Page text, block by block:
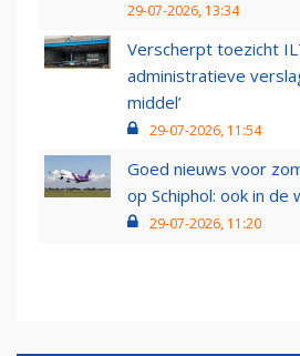
29-07-2026, 13:34
Verscherpt toezicht
administratieve
middel’
29-07-2026, 11:54
Goed nieuws voor
op Schiphol: ook in de
29-07-2026, 11:20